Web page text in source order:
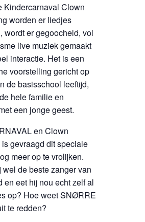
Kindercarnaval Clown
worden er liedjes
wordt er gegoocheld, vol
live muziek gemaakt
interactie. Het is een
voorstelling gericht op
de basisschool leeftijd,
hele familie en
een jonge geest.
en Clown
gevraagd dit speciale
meer op te vrolijken.
wel de beste zanger van
en eet hij nou echt zelf al
op? Hoe weet SNØRRE
te redden?